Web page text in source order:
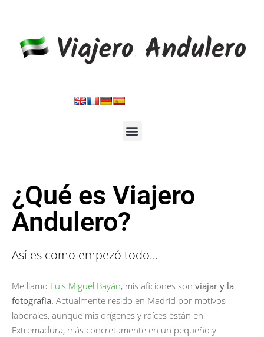
El viajero
¿Qué es Viajero
Andulero?
Así es como empezó todo…
Me llamo Luis Miguel Bayán, mis aficiones son viajar y la
fotografía. Actualmente resido en Madrid por motivos
laborales, aunque mis orígenes y raíces están en
Extremadura, más concretamente en un pequeño y